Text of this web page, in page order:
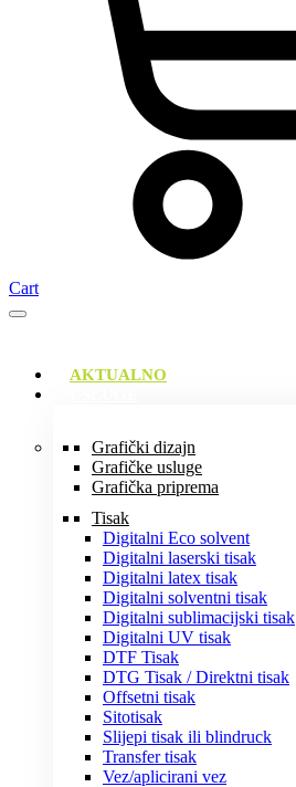
Cart
AKTUALNO
Grafički dizajn
Grafičke usluge
Grafička priprema
Tisak
Digitalni Eco solvent
Digitalni laserski tisak
Digitalni latex tisak
Digitalni solventni tisak
Digitalni sublimacijski tisak
Digitalni UV tisak
DTF Tisak
DTG Tisak / Direktni tisak
Offsetni tisak
Sitotisak
Slijepi tisak ili blindruck
Transfer tisak
Vez/aplicirani vez